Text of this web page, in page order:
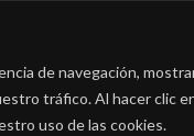
de navegación,
tráfico. Al hacer clic
uso de las cookies.